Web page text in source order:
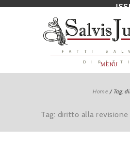
FATTI
MENU
Home / Tag:
Tag: diritto alla revisione